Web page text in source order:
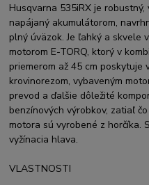
Husqvarna 535iRX je
napájaný akumulátorom,
plný úväzok. Je ľahký a skvele
motorom E-TORQ, ktorý v
priemerom až 45 cm
krovinorezom, vybaveným
prevod a ďalšie dôležité
benzínových výrobkov, zatiaľ
motora sú vyrobené z horčíka.
vyžínacia hlava.
VLASTNOSTI